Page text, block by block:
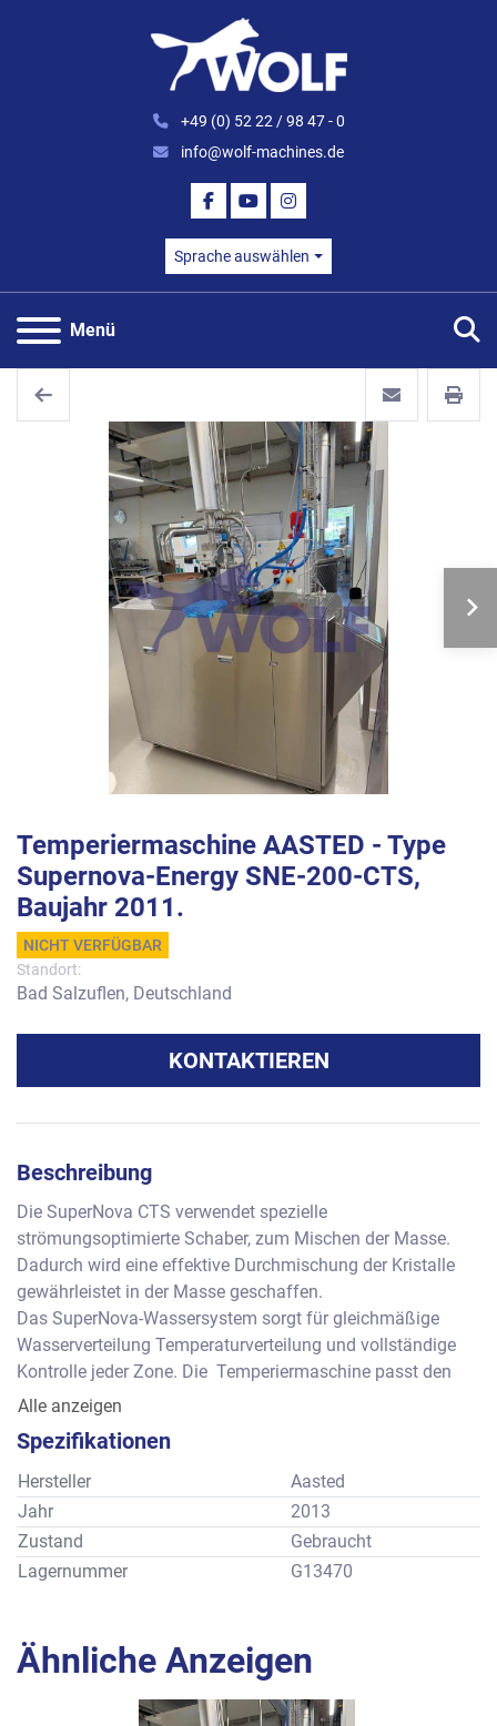
+49 (0) 52 22 / 98 47 - 0
info@wolf-machines.de
FACEBOOK
YOUTUBEINSTAGRAM
Sprache auswählen
Menü
Temperiermaschine AASTED - Type
Supernova-Energy SNE-200-CTS,
Baujahr 2011.
NICHT VERFÜGBAR
Standort:
Bad Salzuflen, Deutschland
KONTAKTIEREN
Beschreibung
Die SuperNova CTS verwendet spezielle
strömungsoptimierte Schaber, zum Mischen der Masse.
Dadurch wird eine effektive Durchmischung der Kristalle
gewährleistet in der Masse geschaffen.
Das SuperNova-Wassersystem sorgt für gleichmäßige
Wasserverteilung Temperaturverteilung und vollständige
Kontrolle jeder Zone. Die  Temperiermaschine passt den
Kühlwasserdurchfluss sofort an die jeweiligen
Durchfluss der Schokolade und sorgt so für eine jederzeit
perfekte Temperierung bei minimalem Wasserverbrauch.
Leistung: ca. 200 kg/h
Alle anzeigen
Spezifikationen
Hersteller
Aasted
Jahr
2013
Zustand
Gebraucht
Lagernummer
G13470
Ähnliche Anzeigen